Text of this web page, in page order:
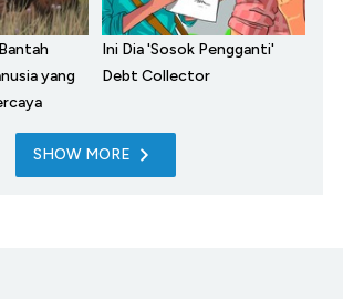
yang
Ini Dia 'Sosok Pengganti'
Debt Collector
SHOW MORE